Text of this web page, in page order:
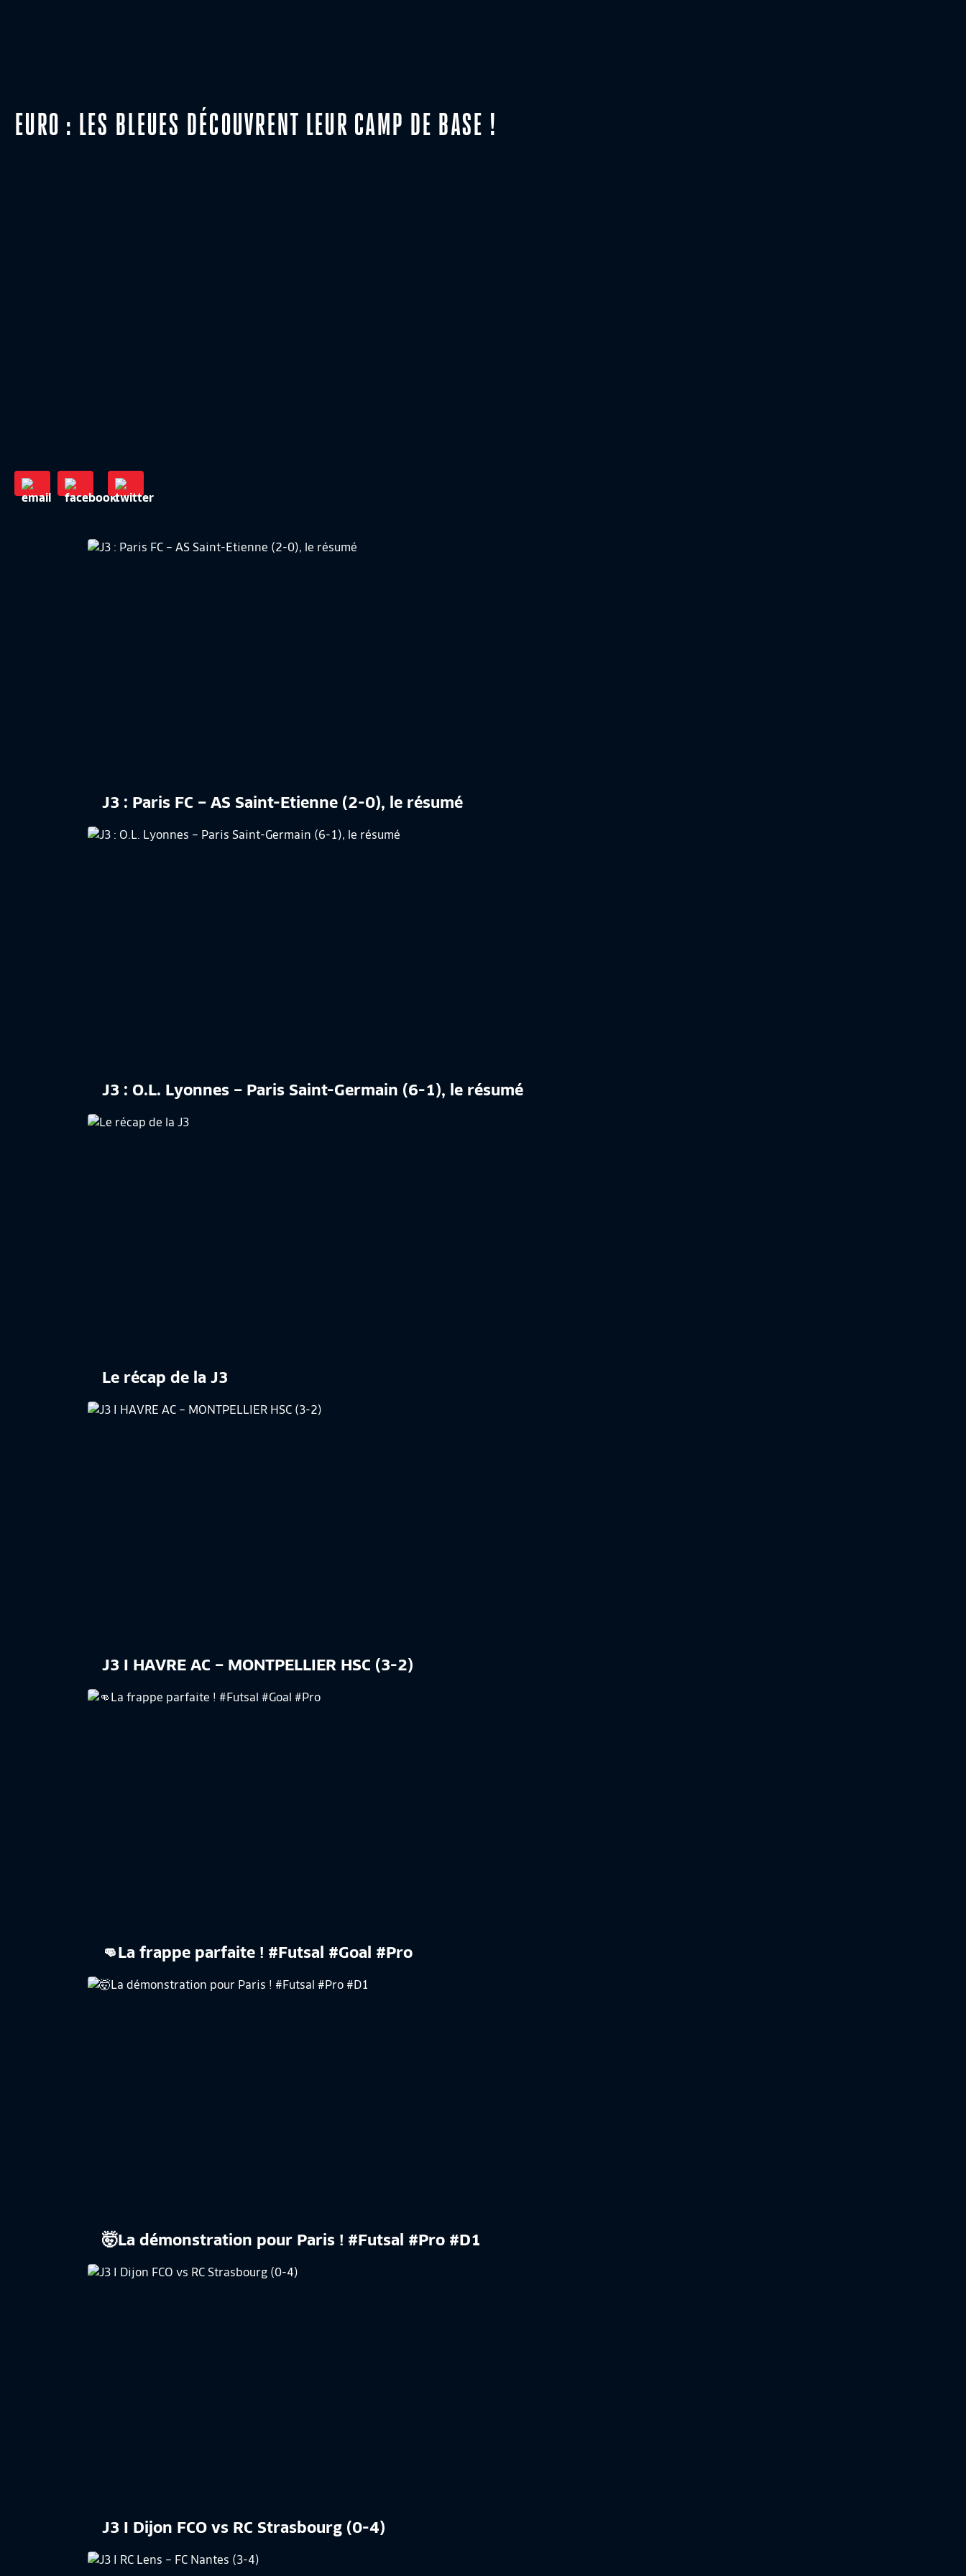
EURO : LES BLEUES DÉCOUVRENT LEUR CAMP DE BASE !
J3 : Paris FC – AS Saint-Etienne (2-0), le résumé
J3 : O.L. Lyonnes – Paris Saint-Germain (6-1), le résumé
Le récap de la J3
J3 I HAVRE AC – MONTPELLIER HSC (3-2)
👊La frappe parfaite ! #Futsal #Goal #Pro
​🤯La démonstration pour Paris ! #Futsal #Pro #D1
J3 I Dijon FCO vs RC Strasbourg (0-4)